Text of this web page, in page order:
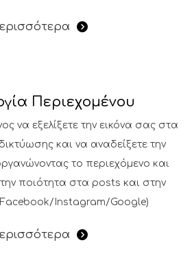
Περιεχομένου
να εξελίξετε την εικόνα σας στα
και να αναδείξετε την
το περιεχόμενο και
ποιότητα στα posts και στην
Instagram/Google)